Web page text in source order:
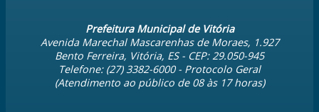
Prefeitura Municipal de Vitória
Avenida Marechal Mascarenhas de Moraes, 1.927
Bento Ferreira, Vitória, ES- CEP: 29.050-945
Telefone: (27) 3382-6000- Protocolo Geral
(Atendimento ao público de 08às 17horas)